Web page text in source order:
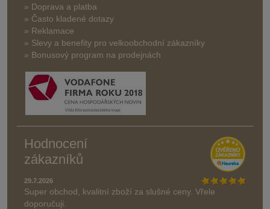
» Doprava a platba
» Často kladené dotazy
» Reklamace
» Slevy a benefity pro velkoobchodní zákazníky
» Bonusový program na prodejnách
Hodnocení
zákazníků
29.7.2026
Super obchod, kvalitní zboží za slušné ceny. Vřele
doporučuji.